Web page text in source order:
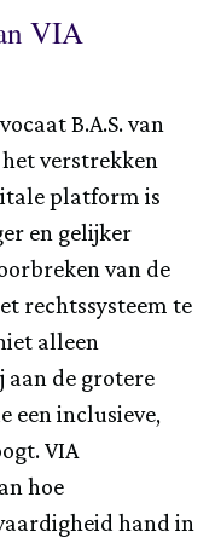
VIA
B.A.S. van
verstrekken
platform is
en gelijker
van de
rechtssysteem te
alleen
de grotere
een inclusieve,
VIA
hoe
hand in